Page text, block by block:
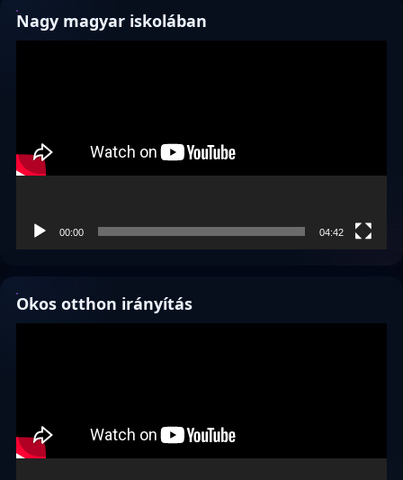
Nagy magyar iskolában
00:00 04:42
Okos otthon irányítás